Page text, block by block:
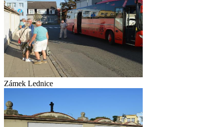
Zámek Lednice